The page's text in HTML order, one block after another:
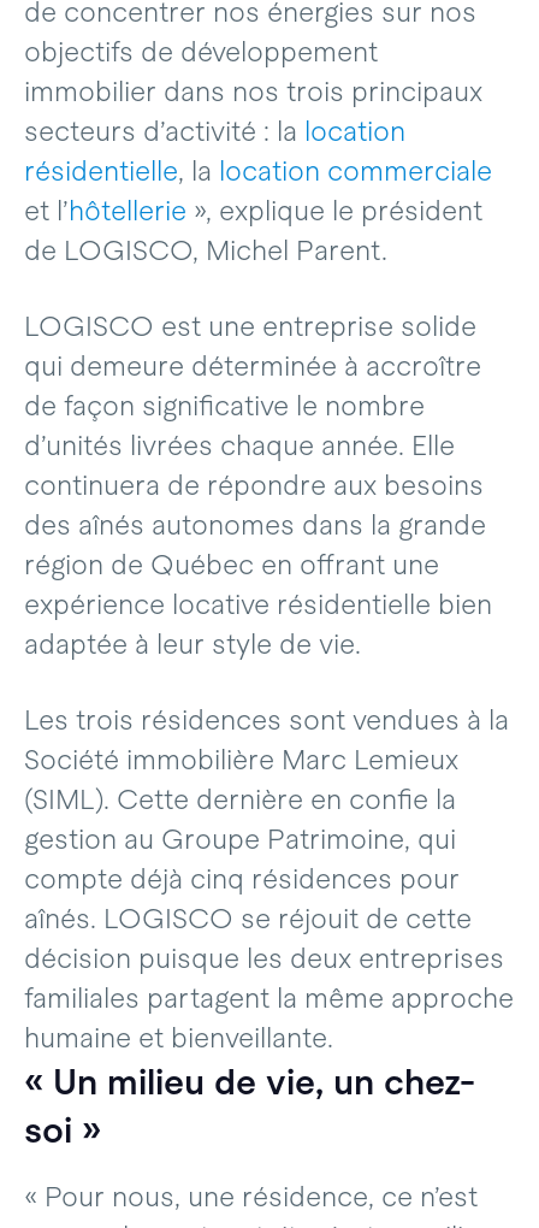
de concentrer nos énergies sur nos
objectifs de développement
immobilier dans nos trois principaux
secteurs d’activité : la location
résidentielle, la location commerciale
et l’hôtellerie », explique le président
de LOGISCO, Michel Parent.
LOGISCO est une entreprise solide
qui demeure déterminée à accroître
de façon significative le nombre
d’unités livrées chaque année. Elle
continuera de répondre aux besoins
des aînés autonomes dans la grande
région de Québec en offrant une
expérience locative résidentielle bien
adaptée à leur style de vie.
Les trois résidences sont vendues à la
Société immobilière Marc Lemieux
(SIML). Cette dernière en confie la
gestion au Groupe Patrimoine, qui
compte déjà cinq résidences pour
aînés. LOGISCO se réjouit de cette
décision puisque les deux entreprises
familiales partagent la même approche
humaine et bienveillante.
« Un milieu de vie, un chez-
soi »
« Pour nous, une résidence, ce n’est